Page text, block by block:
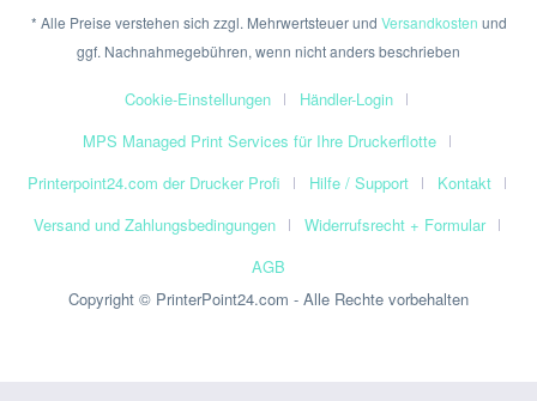
* Alle Preise verstehen sich zzgl. Mehrwertsteuer und Versandkosten und
ggf. Nachnahmegebühren, wenn nicht anders beschrieben
Cookie-Einstellungen
Händler-Login
MPS Managed Print Services für Ihre Druckerflotte
Printerpoint24.com der Drucker Profi
Hilfe / Support
Kontakt
Versand und Zahlungsbedingungen
Widerrufsrecht + Formular
AGB
Copyright © PrinterPoint24.com - Alle Rechte vorbehalten